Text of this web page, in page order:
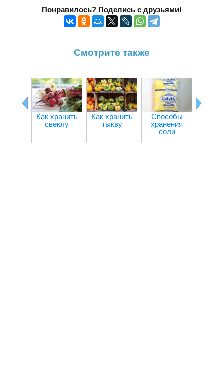
Понравилось? Поделись с друзьями!
Смотрите также
Как хранить
свеклу
Как хранить
тыкву
Способы
хранения
соли